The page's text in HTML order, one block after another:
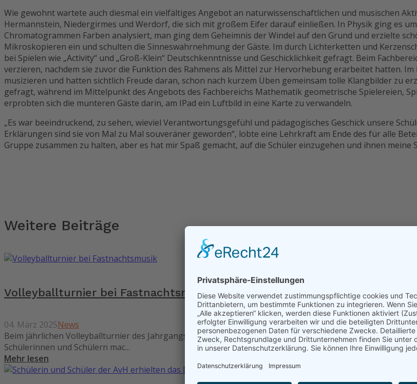
Wie gewohnt wartete auch diesmal ein vielfältiges Angebot an naturwissenschaftlichen und musischen
Hermannstein, Niedergirmes und Werdorf, die sich mit großem Eifer darauf einließen. In Physik ging es
Chromatogrammen Farben analysiert, man ging dem Geheimnis der Windel auf den Grund und erzielte
Mikroskopieren ein und schulten die Sinneswahrnehmung der Gäste. Im durch Lichterketten und
bei Spielen wie „Activity“ und „Groß-Klein“ Deutschkenntnisse und Geschicklichkeit gefragt. Beim
verzieren, nachdem sie zuvor die Funktion des Rahmens als Mittel zur Hervorhebung erarbeitet hatten.
musizieren und hatten sichtlich Freude daran, schon nach kurzem Üben gemeinsam tolle Klangbilder zu
gefragt, während im Mittelpunkt des Angebots des Fachbereichs Mathematik geometrische Spielereien,
erprobten sich die munteren Gäste darin, am IPad ein Luftbild in eine Karte zu verwandeln.
„Es war beeindruckend, zu sehen, wieviel Verantwortungsgefühl und pädagogisches Geschick unsere
Erklärungen sind sie von Mal zu Mal souveräner geworden“, lobte eine Lehrkraft am Ende des für alle
Gruppe zusammen zu halten, aber es hat mir Spaß gemacht, auf die Schüler einzugehen und ihnen meine
Weitere Beiträge
Volleyballturnier bei Fastnachtsmusik
04. März 2025News
Beim jährlichen Volleyballturnier des Jahrgangs 9 der Alexander-von-Humboldt-Schule Aßlar hieß es auch
Schülerinnen und Schülern mac...
Mehr lesen